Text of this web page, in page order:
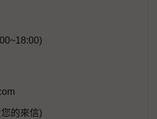
的來信)